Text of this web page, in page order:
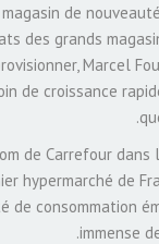
de
des grands
Marcel
de croissance
de Carrefour
hypermarché de
consommation
immense